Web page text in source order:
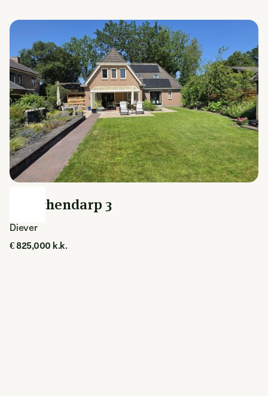
Tusschendarp 3
Diever
€ 825,000 k.k.